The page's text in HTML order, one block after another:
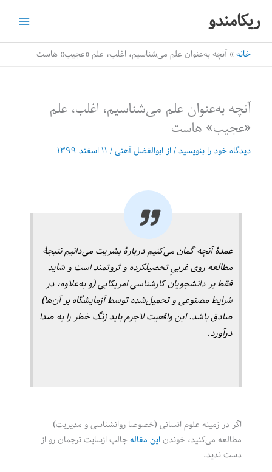
ریکامندو
خانه آنچه به‌عنوان علم می‌شناسیم، اغلب، علم «عجیب» ‌هاست
آنچه به‌عنوان علم می‌شناسیم، اغلب، علم
«عجیب» ‌هاست
دیدگاه‌ خود را بنویسید/ از ابوالفضل آهنی/ ۱۱ اسفند ۱۳۹۹
عمدۀ آنچه گمان می‌کنیم دربارۀ بشریت می‌دانیم نتیجۀ
مطالعه روی غربیِ تحصیلکرده و ثروتمند است و شاید
فقط بر دانشجویان کارشناسی امریکایی (و به‌علاوه، در
شرایط مصنوعی و تحمیل‌شده توسط آزمایشگاه بر آن‌ها)
صادق باشد. این واقعیت لاجرم باید زنگ خطر را به صدا
درآورد.
اگر در زمینه علوم انسانی (خصوصا روانشناسی و مدیریت)
مطالعه می‌کنید، خوندناین مقالهجالب ازسایت ترجمان رو از
دست ندید.